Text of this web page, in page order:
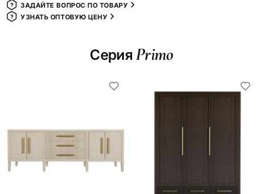
ЗАДАЙТЕ ВОПРОС ПО ТОВАРУ
УЗНАТЬ ОПТОВУЮ ЦЕНУ
СерияPrimo